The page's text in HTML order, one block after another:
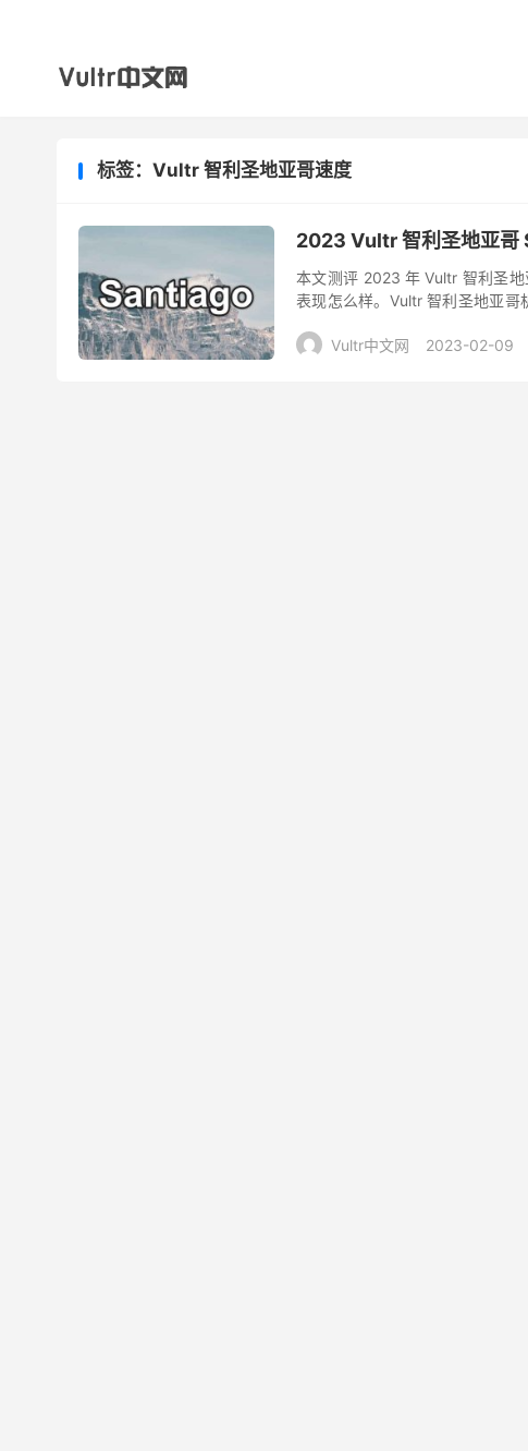
标签：Vultr 智利圣地亚哥速度
2023 Vultr 智利圣地亚哥
本文测评 2023 年 Vultr 智利圣
表现怎么样。Vultr 智利圣地亚哥
Vultr中文网
2023-02-09